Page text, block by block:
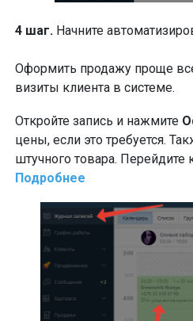
4 шаг. Начните
Оформить продажу проще
визиты клиента в системе.
Откройте запись и нажмите
цены, если это требуется.
штучного товара. Перейдите
Подробнее